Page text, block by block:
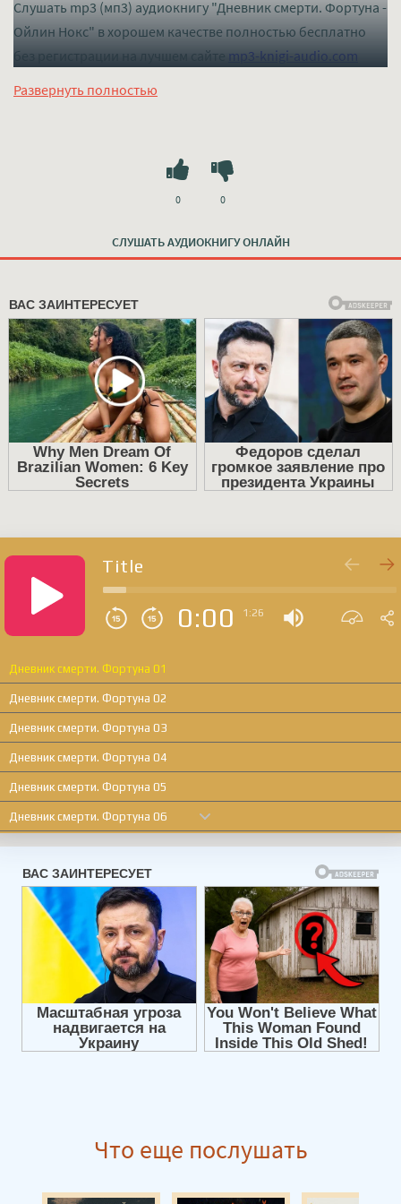
Слушать mp3 (мп3) аудиокнигу "Дневник смерти. Фортуна -
Ойлин Нокс" в хорошем качестве полностью бесплатно
без регистрации на лучшем сайте mp3-knigi-audio.com
Развернуть полностью
СЛУШАТЬ АУДИОКНИГУ ОНЛАЙН
0 0
Title
0:00 1:26
Дневник смерти. Фортуна 01
Дневник смерти. Фортуна 02
Дневник смерти. Фортуна 03
Дневник смерти. Фортуна 04
Дневник смерти. Фортуна 05
Дневник смерти. Фортуна 06
Дневник смерти. Фортуна 07
Дневник смерти. Фортуна 08
Дневник смерти. Фортуна 09
Дневник смерти. Фортуна 10
Дневник смерти. Фортуна 11
Дневник смерти. Фортуна 12
Дневник смерти. Фортуна 13
Дневник смерти. Фортуна 14
Дневник смерти. Фортуна 17
Дневник смерти. Фортуна 19
Что еще послушать